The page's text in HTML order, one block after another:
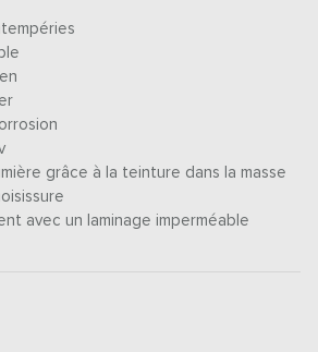
grâce à la teinture dans la masse
avec un laminage imperméable